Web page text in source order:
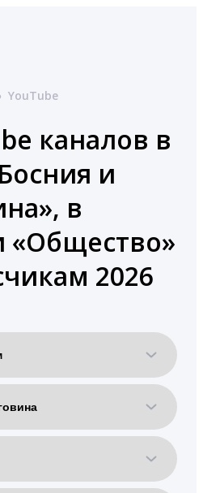
YouTube
каналов в
и
в
«Общество»
2026